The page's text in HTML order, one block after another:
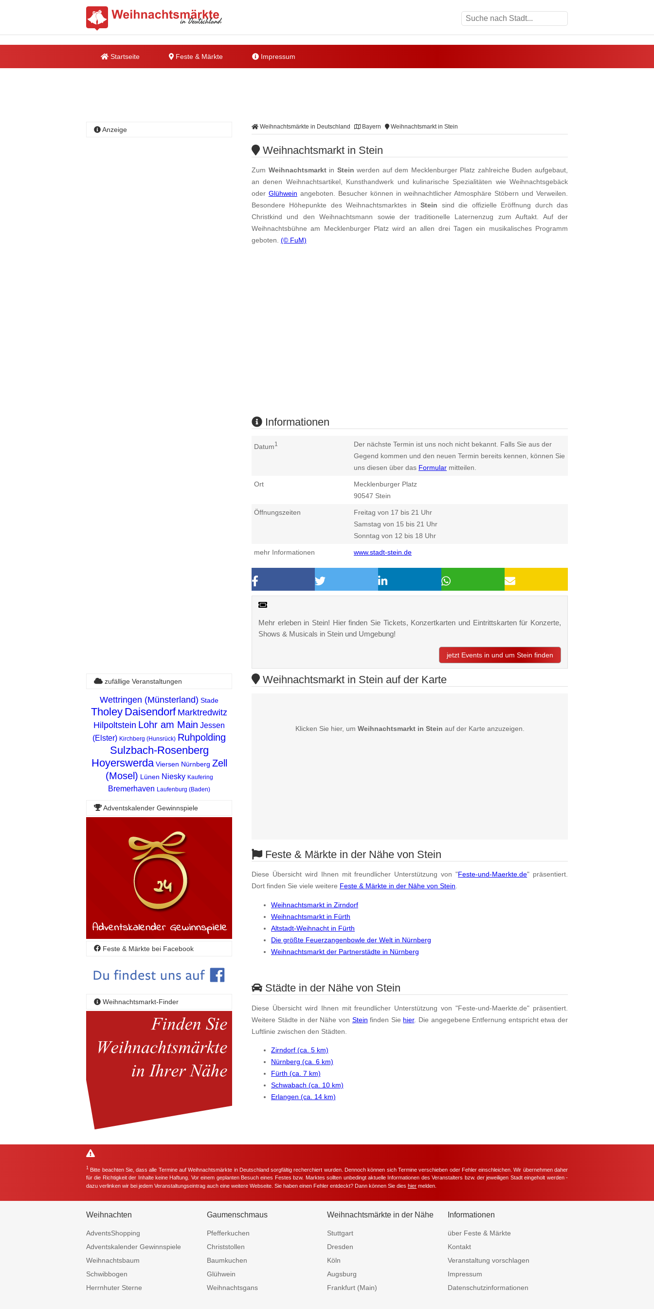
Startseite Feste & Märkte Impressum
Weihnachtsmärkte in Deutschland Bayern Weihnachtsmarkt in Stein
Weihnachtsmarkt in Stein
Zum Weihnachtsmarktin Stein werden auf dem Mecklenburger Platz zahlreiche Buden aufgebaut,
an denen Weihnachtsartikel, Kunsthandwerk und kulinarische Spezialitäten wie Weihnachtsgebäck
oder Glühwein angeboten. Besucher können in weihnachtlicher Atmosphäre Stöbern und Verweilen.
Besondere Höhepunkte des Weihnachtsmarktes inStein sind die offizielle Eröffnung durch das
Christkind und den Weihnachtsmann sowie der traditionelle Laternenzug zum Auftakt. Auf der
Weihnachtsbühne am Mecklenburger Platz wird an allen drei Tagen ein musikalisches Programm
geboten. (© FuM)
Informationen
Datum1
Der nächste Termin ist uns noch nicht bekannt. Falls Sie aus der
Gegend kommen und den neuen Termin bereits kennen, können Sie
uns diesen über das Formular mitteilen.
Ort
Mecklenburger Platz
90547 Stein
Öffnungszeiten
Freitag von 17 bis 21 Uhr
Samstag von 15 bis 21 Uhr
Sonntag von 12 bis 18 Uhr
mehr Informationen www.stadt-stein.de
Mehr erleben in Stein! Hier finden Sie Tickets, Konzertkarten und Eintrittskarten für Konzerte,
Shows & Musicals in Stein und Umgebung!
jetzt Events in und um Stein finden
Anzeige
Weihnachtsmarkt in Stein auf der Karte
Klicken Sie hier, um Weihnachtsmarkt in Stein auf der Karte anzuzeigen.
Feste & Märkte in der Nähe von Stein
Diese Übersicht wird Ihnen mit freundlicher Unterstützung von "Feste-und-Maerkte.de" präsentiert.
Dort finden Sie viele weitere Feste & Märkte in der Nähe von Stein.
Weihnachtsmarkt in Zirndorf
Weihnachtsmarkt in Fürth
Altstadt-Weihnacht in Fürth
Die größte Feuerzangenbowle der Welt in Nürnberg
Weihnachtsmarkt der Partnerstädte in Nürnberg
Städte in der Nähe von Stein
Diese Übersicht wird Ihnen mit freundlicher Unterstützung von "Feste-und-Maerkte.de" präsentiert.
Weitere Städte in der Nähe von Stein finden Sie hier. Die angegebene Entfernung entspricht etwa der
Luftlinie zwischen den Städten.
Zirndorf (ca. 5 km)
Nürnberg (ca. 6 km)
Fürth (ca. 7 km)
Schwabach (ca. 10 km)
Erlangen (ca. 14 km)
zufällige Veranstaltungen
Wettringen (Münsterland) Stade
Tholey Daisendorf Marktredwitz
Hilpoltstein Lohr am Main Jessen
(Elster) Kirchberg (Hunsrück) Ruhpolding
Sulzbach-Rosenberg
Hoyerswerda Viersen Nürnberg Zell
(Mosel) Lünen Niesky Kaufering
Bremerhaven Laufenburg (Baden)
Adventskalender Gewinnspiele
Feste & Märkte bei Facebook
Weihnachtsmarkt-Finder
1 Bitte beachten Sie, dass alle Termine auf Weihnachtsmärkte in Deutschland sorgfältig recherchiert wurden. Dennoch können sich Termine verschieben oder Fehler einschleichen. Wir übernehmen daher
für die Richtigkeit der Inhalte keine Haftung. Vor einem geplanten Besuch eines Festes bzw. Marktes sollten unbedingt aktuelle Informationen des Veranstalters bzw. der jeweiligen Stadt eingeholt werden -
dazu verlinken wir bei jedem Veranstaltungseintrag auch eine weitere Webseite. Sie haben einen Fehler entdeckt? Dann können Sie dies hier melden.
Weihnachten
AdventsShopping
Adventskalender Gewinnspiele
Weihnachtsbaum
Schwibbogen
Herrnhuter Sterne
Gaumenschmaus
Pfefferkuchen
Christstollen
Baumkuchen
Glühwein
Weihnachtsgans
Weihnachtsmärkte in der Nähe
Stuttgart
Dresden
Köln
Augsburg
Frankfurt (Main)
Informationen
über Feste & Märkte
Kontakt
Veranstaltung vorschlagen
Impressum
Datenschutzinformationen